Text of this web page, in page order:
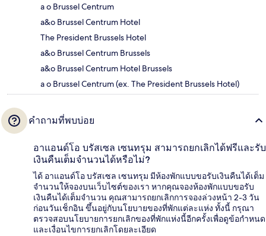
a o Brussel Centrum
a&o Brussel Centrum Hotel
The President Brussels Hotel
a&o Brussel Centrum Brussels
a&o Brussel Centrum Hotel Brussels
a o Brussel Centrum (ex. The President Brussels Hotel)
คำถามที่พบบ่อย
อาแอนด์โอ บรัสเซล เซนทรุม สามารถยกเลิกได้ฟรีและรับ
เงินคืนเต็มจำนวนได้หรือไม่?
ได้ อาแอนด์โอ บรัสเซล เซนทรุม มีห้องพักแบบขอรับเงินคืนได้เต็ม
จำนวนให้จองบนเว็บไซต์ของเรา หากคุณจองห้องพักแบบขอรับ
เงินคืนได้เต็มจำนวน คุณสามารถยกเลิกการจองล่วงหน้า 2-3 วัน
ก่อนวันเช็กอิน ขึ้นอยู่กับนโยบายของที่พักแต่ละแห่ง ทั้งนี้ กรุณา
ตรวจสอบนโยบายการยกเลิกของที่พักแห่งนี้อีกครั้งเพื่อดูข้อกำหนด
และเงื่อนไขการยกเลิกโดยละเอียด